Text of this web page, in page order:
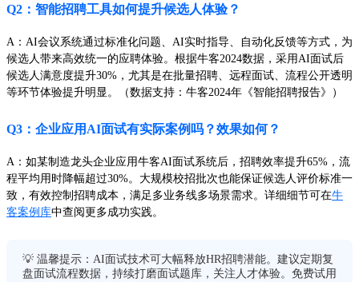
Q2：智能招聘工具如何提升候选人体验？
A：AI会议系统通过标准化问题、AI实时指导、自动化反馈等方式，为
候选人带来高效统一的应聘体验。根据牛客2024数据，采用AI面试后
候选人满意度提升30%，尤其是在批量招聘、远程面试、流程公开透明
等环节体验提升明显。（数据支持：牛客2024年《智能招聘报告》）
Q3：企业应用AI面试有实际案例吗？效果如何？
A：如某制造龙头企业应用牛客AI面试系统后，招聘效率提升65%，流
程平均用时降幅超过30%。大规模校招批次也能保证候选人评价标准一
致，有效控制招聘成本，满足多业务线多场景需求。详细细节可在牛
客案例库中查阅更多成功实践。
💡 温馨提示：AI面试技术可大幅释放HR招聘潜能。建议定期复
盘面试流程数据，持续打磨面试题库，关注人才体验。免费试用